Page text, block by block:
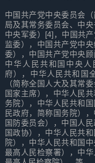
中国共产党中央委员会
局及其常务委员会、中
中央军委）[4]，中国共
监委），中国共产党中
委），中国共产党中央
中华人民共和国中央
府），中华人民共和国
（简称全国人大及其常
国家主席），中华人民
务院），中华人民共和
民政府，简称国务院）
国防委员会），中国人
国政协），中华人民共
院），中华人民共和国
最高人民检察署），中